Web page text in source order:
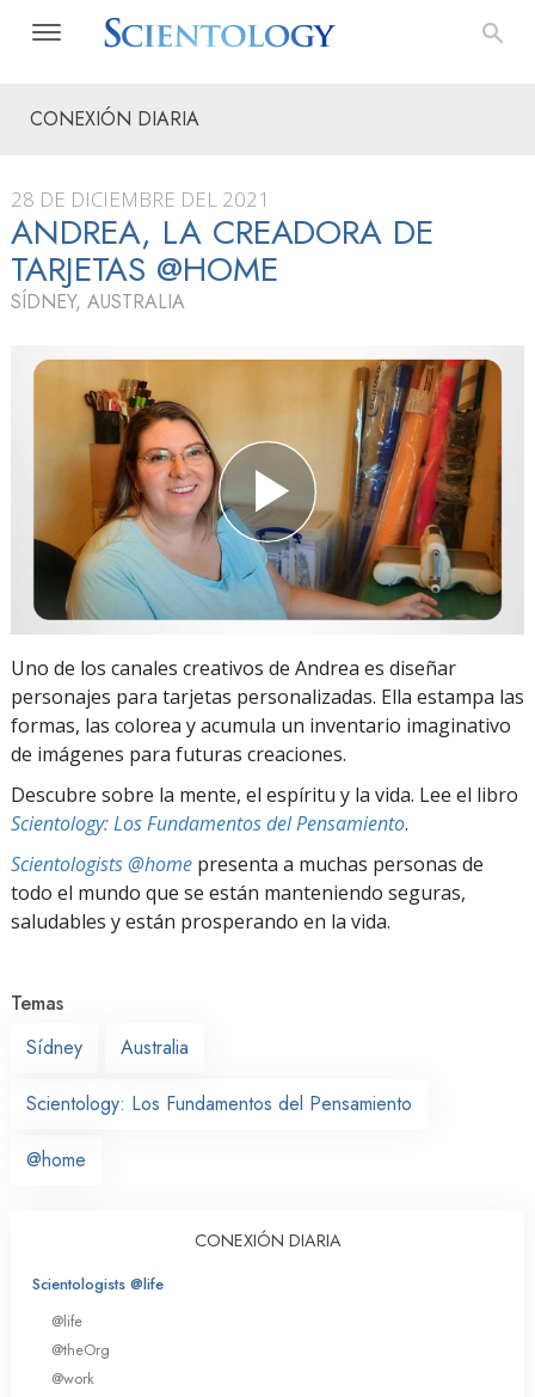
CONEXIÓN DIARIA
28 DE DICIEMBRE DEL 2021
ANDREA, LA CREADORA DE
TARJETAS @HOME
SÍDNEY, AUSTRALIA
Uno de los canales creativos de Andrea es diseñar
personajes para tarjetas personalizadas. Ella estampa las
formas, las colorea y acumula un inventario imaginativo
de imágenes para futuras creaciones.
Descubre sobre la mente, el espíritu y la vida. Lee el libro
Scientology: Los Fundamentos del Pensamiento.
Scientologists @home presenta a muchas personas de
todo el mundo que se están manteniendo seguras,
saludables y están prosperando en la vida.
Temas
Sídney
Australia
Scientology: Los Fundamentos del Pensamiento
@home
CONEXIÓN DIARIA
Scientologists @life
@life
@theOrg
@work